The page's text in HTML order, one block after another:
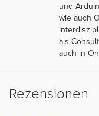
und
wie auch
als
auch in
Rezensionen